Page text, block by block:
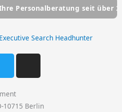
seit über 25 Jahren
T
i
t
t
I
s
a
10715 Berlin